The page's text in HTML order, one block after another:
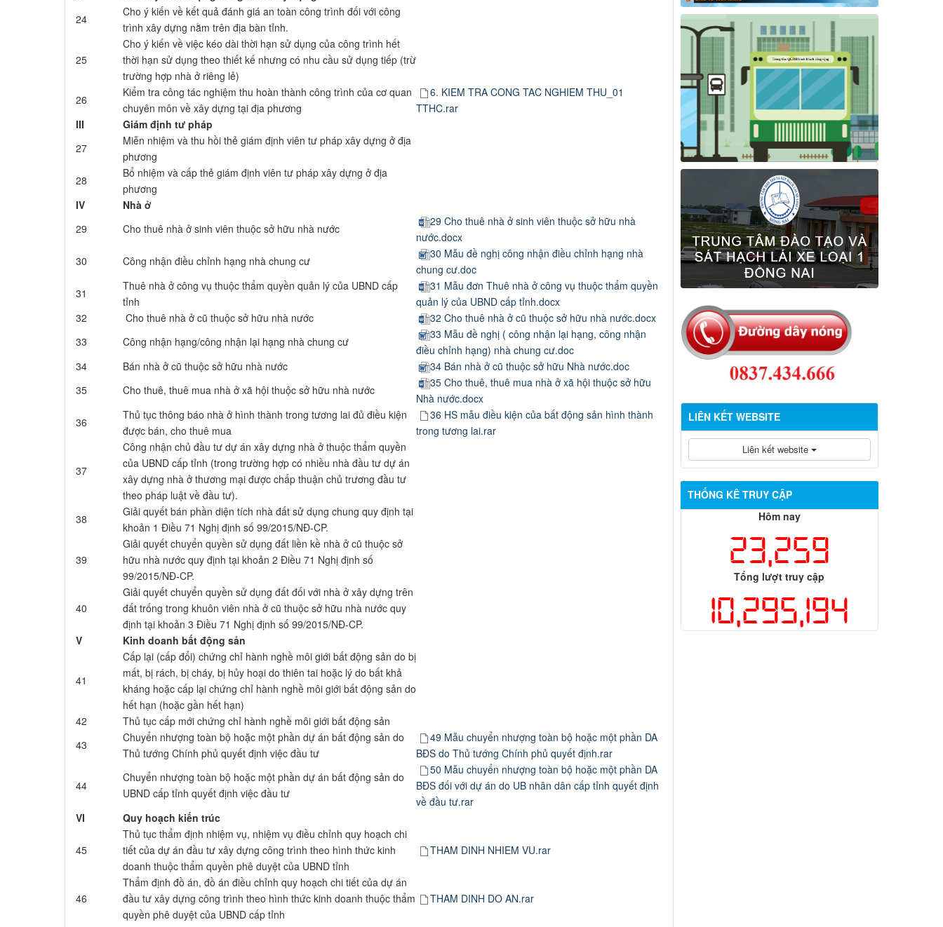
24
Cho ý kiến về kết quả đánh giá an toàn công trình đối với công
trình xây dựng nằm trên địa bàn tỉnh.
25
Cho ý kiến về việc kéo dài thời hạn sử dụng của công trình hết
thời hạn sử dụng theo thiết kế nhưng có nhu cầu sử dụng tiếp (trừ
trường hợp nhà ở riêng lẻ)
26
Kiểm tra công tác nghiệm thu hoàn thành công trình của cơ quan
chuyên môn về xây dựng tại địa phương
6. KIEM TRA CONG TAC NGHIEM THU_01
TTHC.rar
III
Giám định tư pháp
27
Miễn nhiệm và thu hồi thẻ giám định viên tư pháp xây dựng ở địa
phương
28
Bổ nhiệm và cấp thẻ giám định viên tư pháp xây dựng ở địa
phương
IV
Nhà ở
29
Cho thuê nhà ở sinh viên thuộc sở hữu nhà nước
29 Cho thuê nhà ở sinh viên thuộc sở hữu nhà
nước.docx
30
Công nhận điều chỉnh hạng nhà chung cư
30 Mẫu đề nghị công nhận điều chỉnh hạng nhà
chung cư.doc
31
Thuê nhà ở công vụ thuộc thẩm quyền quản lý của UBND cấp
tỉnh
31 Mẫu đơn Thuê nhà ở công vụ thuộc thẩm quyền
quản lý của UBND cấp tỉnh.docx
32
Cho thuê nhà ở cũ thuộc sở hữu nhà nước
32 Cho thuê nhà ở cũ thuộc sở hữu nhà nước.docx
33
Công nhận hạng/công nhận lại hạng nhà chung cư
33 Mẫu đề nghị ( công nhận lại hạng, công nhận
điều chỉnh hạng) nhà chung cư.doc
34
Bán nhà ở cũ thuộc sở hữu nhà nước
34 Bán nhà ở cũ thuộc sở hữu Nhà nước.doc
35
Cho thuê, thuê mua nhà ở xã hội thuộc sở hữu nhà nước
35 Cho thuê, thuê mua nhà ở xã hội thuộc sở hữu
Nhà nước.docx
36
Thủ tục thông báo nhà ở hình thành trong tương lai đủ điều kiện
được bán, cho thuê mua
36 HS mẫu điều kiện của bất động sản hình thành
trong tương lai.rar
37
Công nhận chủ đầu tư dự án xây dựng nhà ở thuộc thẩm quyền
của UBND cấp tỉnh (trong trường hợp có nhiều nhà đầu tư dự án
xây dựng nhà ở thương mại được chấp thuận chủ trương đầu tư
theo pháp luật về đầu tư).
38
Giải quyết bán phần diện tích nhà đất sử dụng chung quy định tại
khoản 1 Điều 71 Nghị định số 99/2015/NĐ-CP.
39
Giải quyết chuyển quyền sử dụng đất liền kề nhà ở cũ thuộc sở
hữu nhà nước quy định tại khoản 2 Điều 71 Nghị định số
99/2015/NĐ-CP.
40
Giải quyết chuyển quyền sử dụng đất đối với nhà ở xây dựng trên
đất trống trong khuôn viên nhà ở cũ thuộc sở hữu nhà nước quy
định tại khoản 3 Điều 71 Nghị định số 99/2015/NĐ-CP.
V
Kinh doanh bất động sản
41
Cấp lại (cấp đổi) chứng chỉ hành nghề môi giới bất động sản do bị
mất, bị rách, bị cháy, bị hủy hoại do thiên tai hoặc lý do bất khả
kháng hoặc cấp lại chứng chỉ hành nghề môi giới bất động sản do
hết hạn (hoặc gần hết hạn)
42
Thủ tục cấp mới chứng chỉ hành nghề môi giới bất động sản
43
Chuyển nhượng toàn bộ hoặc một phần dự án bất động sản do
Thủ tướng Chính phủ quyết định việc đầu tư
49 Mẫu chuyển nhượng toàn bộ hoặc một phần DA
BĐS do Thủ tướng Chính phủ quyết định.rar
44
Chuyển nhượng toàn bộ hoặc một phần dự án bất động sản do
UBND cấp tỉnh quyết định việc đầu tư
50 Mẫu chuyển nhượng toàn bộ hoặc một phần DA
BĐS đối với dự án do UB nhân dân cấp tỉnh quyết định
về đầu tư.rar
VI
Quy hoạch kiến trúc
45
Thủ tục thẩm định nhiệm vụ, nhiệm vụ điều chỉnh quy hoạch chi
tiết của dự án đầu tư xây dựng công trình theo hình thức kinh
doanh thuộc thẩm quyền phê duyệt của UBND tỉnh
THAM DINH NHIEM VU.rar
46
Thẩm định đồ án, đồ án điều chỉnh quy hoạch chi tiết của dự án
đầu tư xây dựng công trình theo hình thức kinh doanh thuộc thẩm
quyền phê duyệt của UBND cấp tỉnh
THAM DINH DO AN.rar
LIÊN KẾT WEBSITE
Liên kết website
THỐNG KÊ TRUY CẬP
Hôm nay
23,259
Tổng lượt truy cập
10,295,194